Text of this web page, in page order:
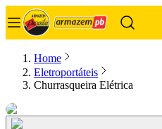
Home
Eletroportáteis
Churrasqueira Elétrica